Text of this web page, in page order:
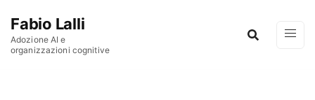
Fabio Lalli
Adozione AI e
organizzazioni cognitive